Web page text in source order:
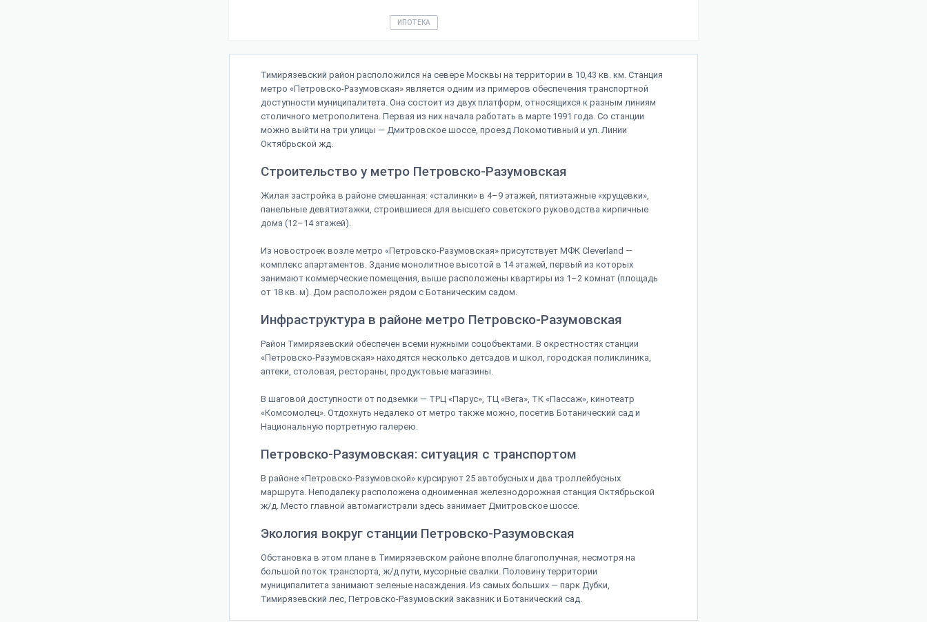
ИПОТЕКА
Тимирязевский район расположился на севере Москвы на территории в 10,43 кв. км. Станция
метро «Петровско-Разумовская» является одним из примеров обеспечения транспортной
доступности муниципалитета. Она состоит из двух платформ, относящихся к разным линиям
столичного метрополитена. Первая из них начала работать в марте 1991 года. Со станции
можно выйти на три улицы — Дмитровское шоссе, проезд Локомотивный и ул. Линии
Октябрьской жд.
Строительство у метро Петровско-Разумовская
Жилая застройка в районе смешанная: «сталинки» в 4–9 этажей, пятиэтажные «хрущевки»,
панельные девятиэтажки, строившиеся для высшего советского руководства кирпичные
дома (12–14 этажей).
Из новостроек возле метро «Петровско-Разумовская» присутствует МФК Cleverland —
комплекс апартаментов. Здание монолитное высотой в 14 этажей, первый из которых
занимают коммерческие помещения, выше расположены квартиры из 1–2 комнат (площадь
от 18 кв. м). Дом расположен рядом с Ботаническим садом.
Инфраструктура в районе метро Петровско-Разумовская
Район Тимирязевский обеспечен всеми нужными соцобъектами. В окрестностях станции
«Петровско-Разумовская» находятся несколько детсадов и школ, городская поликлиника,
аптеки, столовая, рестораны, продуктовые магазины.
В шаговой доступности от подземки — ТРЦ «Парус», ТЦ «Вега», ТК «Пассаж», кинотеатр
«Комсомолец». Отдохнуть недалеко от метро также можно, посетив Ботанический сад и
Национальную портретную галерею.
Петровско-Разумовская: ситуация с транспортом
В районе «Петровско-Разумовской» курсируют 25 автобусных и два троллейбусных
маршрута. Неподалеку расположена одноименная железнодорожная станция Октябрьской
ж/д. Место главной автомагистрали здесь занимает Дмитровское шоссе.
Экология вокруг станции Петровско-Разумовская
Обстановка в этом плане в Тимирязевском районе вполне благополучная, несмотря на
большой поток транспорта, ж/д пути, мусорные свалки. Половину территории
муниципалитета занимают зеленые насаждения. Из самых больших — парк Дубки,
Тимирязевский лес, Петровско-Разумовский заказник и Ботанический сад.